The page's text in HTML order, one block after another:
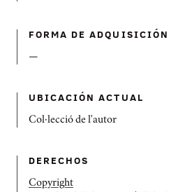
FORMA DE ADQUISICIÓN
—
UBICACIÓN ACTUAL
Col·lecció de l'autor
DERECHOS
Copyright